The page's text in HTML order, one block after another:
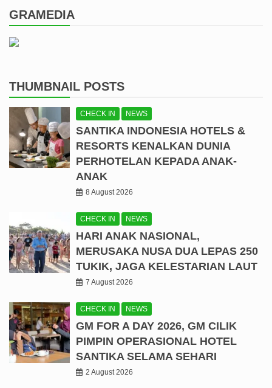
GRAMEDIA
THUMBNAIL POSTS
CHECK IN NEWS
SANTIKA INDONESIA HOTELS &
RESORTS KENALKAN DUNIA
PERHOTELAN KEPADA ANAK-
ANAK
8 August 2026
CHECK IN NEWS
HARI ANAK NASIONAL,
MERUSAKA NUSA DUA LEPAS 250
TUKIK, JAGA KELESTARIAN LAUT
7 August 2026
CHECK IN NEWS
GM FOR A DAY 2026, GM CILIK
PIMPIN OPERASIONAL HOTEL
SANTIKA SELAMA SEHARI
2 August 2026